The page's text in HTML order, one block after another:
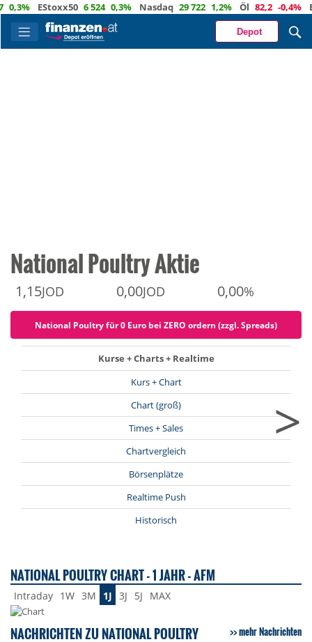
EStoxx50 6 524 0,3% Nasdaq 29 722 1,2% Öl 82,2 -0,4% Euro
Depot
National Poultry Aktie
1,15JOD 0,00JOD 0,00%
National Poultry für 0 Euro bei ZERO ordern (zzgl. Spreads)
Kurse + Charts + Realtime
Kurs + Chart
Chart (groß)
Times + Sales
Chartvergleich
Börsenplätze
Realtime Push
Historisch
>
NATIONAL POULTRY CHART - 1 JAHR - AFM
Intraday 1W 3M 1J 3J 5J MAX
NACHRICHTEN ZU NATIONAL POULTRY mehr Nachrichten